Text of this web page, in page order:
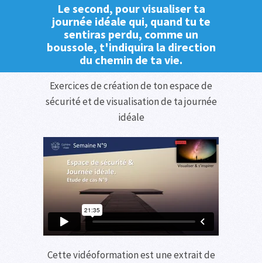
Le second, pour visualiser ta
journée idéale qui, quand tu te
sentiras perdu, comme un
boussole, t'indiquira la direction
du chemin de ta vie.
Exercices de création de ton espace de
sécurité et de visualisation de ta journée
idéale
Cette vidéoformation est une extrait de